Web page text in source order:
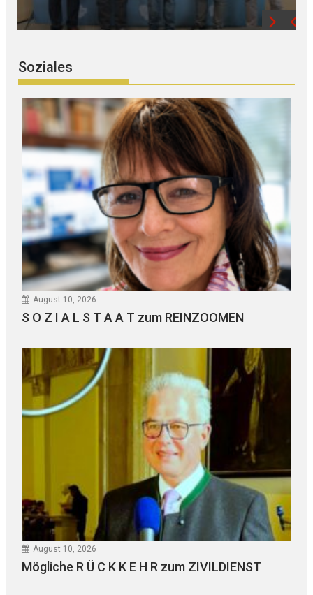
Soziales
August 10, 2026
S O Z I A L S T A A T zum REINZOOMEN
August 10, 2026
Mögliche R Ü C K K E H R zum ZIVILDIENST